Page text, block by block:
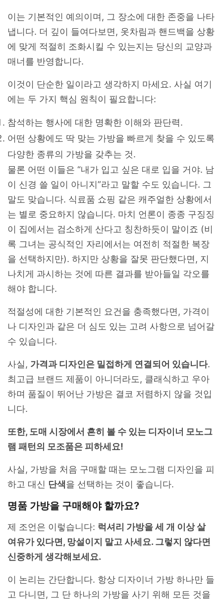
이는 기본적인 예의이며, 그 장소에 대한 존중을 나타
냅니다. 더 깊이 들여다보면, 옷차림과 핸드백을 상황
에 맞게 적절히 조화시킬 수 있는지는 당신의 교양과
매너를 반영합니다.
이것이 단순한 일이라고 생각하지 마세요. 사실 여기
에는 두 가지 핵심 원칙이 필요합니다:
참석하는 행사에 대한 명확한 이해와 판단력.
어떤 상황에도 딱 맞는 가방을 빠르게 찾을 수 있도록
다양한 종류의 가방을 갖추는 것.
물론 어떤 이들은 “내가 입고 싶은 대로 입을 거야. 남
이 신경 쓸 일이 아니지”라고 말할 수도 있습니다. 그
말도 맞습니다. 식료품 쇼핑 같은 캐주얼한 상황에서
는 별로 중요하지 않습니다. 마치 언론이 종종 구징징
이 집에서는 검소하게 산다고 칭찬하듯이 말이죠 (비
록 그녀는 공식적인 자리에서는 여전히 적절한 복장
을 선택하지만). 하지만 상황을 잘못 판단했다면, 지
나치게 과시하는 것에 따른 결과를 받아들일 각오를
해야 합니다.
적절성에 대한 기본적인 요건을 충족했다면, 가격이
나 디자인과 같은 더 심도 있는 고려 사항으로 넘어갈
수 있습니다.
사실, 가격과 디자인은 밀접하게 연결되어 있습니다.
최고급 브랜드 제품이 아니더라도, 클래식하고 우아
하며 품질이 뛰어난 가방은 결코 저렴하지 않을 것입
니다.
또한, 도매 시장에서 흔히 볼 수 있는 디자이너 모노그
램 패턴의 모조품은 피하세요!
사실, 가방을 처음 구매할 때는 모노그램 디자인을 피
하고 대신 단색을 선택하는 것이 좋습니다.
명품 가방을 구매해야 할까요?
제 조언은 이렇습니다: 럭셔리 가방을 세 개 이상 살
여유가 있다면, 망설이지 말고 사세요. 그렇지 않다면
신중하게 생각해보세요.
이 논리는 간단합니다. 항상 디자이너 가방 하나만 들
고 다니면, 그 단 하나의 가방을 사기 위해 모든 것을